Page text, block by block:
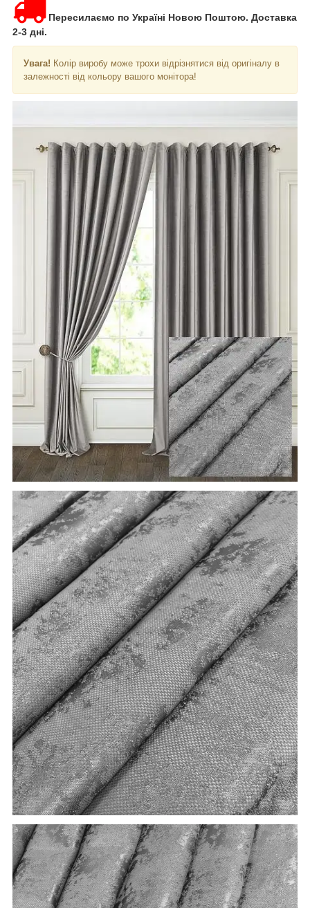
Пересилаємо по Україні Новою Поштою. Доставка
2-3 дні.
Увага! Колір виробу може трохи відрізнятися від оригіналу в
залежності від кольору вашого монітора!